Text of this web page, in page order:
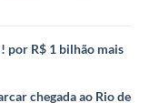
por R$ 1 bilhão mais
chegada ao Rio de